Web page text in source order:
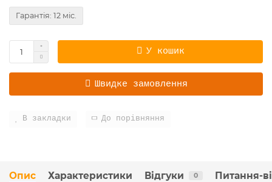
Гарантія: 12 міс.
У кошик
Швидке замовлення
В закладки До порівняння
Опис Характеристики Відгуки 0 Питання-